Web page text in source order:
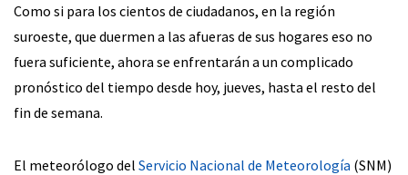
Como si para los cientos de ciudadanos, en la región
suroeste, que duermen a las afueras de sus hogares eso no
fuera suficiente, ahora se enfrentarán a un complicado
pronóstico del tiempo desde hoy, jueves, hasta el resto del
fin de semana.
El meteorólogo del Servicio Nacional de Meteorología (SNM)